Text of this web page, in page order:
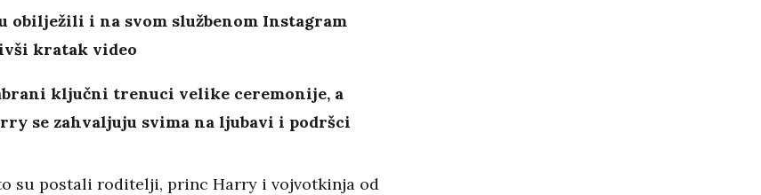
obilježili i na svom službenom Instagram
kratak video
ključni trenuci velike ceremonije, a
se zahvaljuju svima na ljubavi i podršci
su postali roditelji, princ Harry i vojvotkinja od